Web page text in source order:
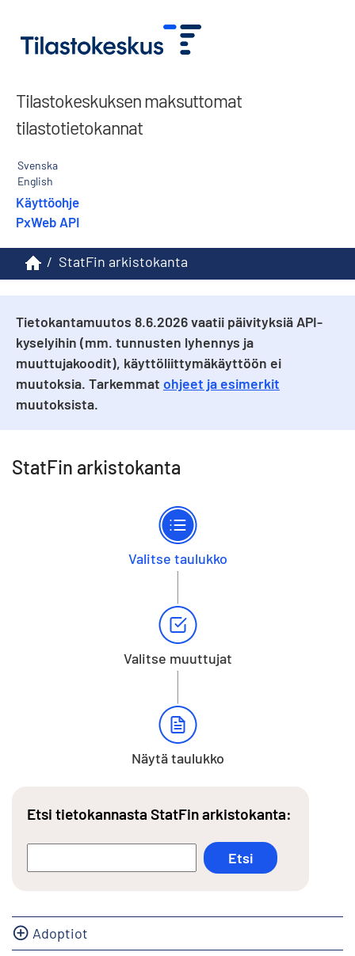
Tilastokeskuksen maksuttomat
tilastotietokannat
Svenska
English
Käyttöohje
PxWeb API
/ StatFin arkistokanta
Tietokantamuutos 8.6.2026 vaatii päivityksiä API-
kyselyihin (mm. tunnusten lyhennys ja
muuttujakoodit), käyttöliittymäkäyttöön ei
muutoksia. Tarkemmat ohjeet ja esimerkit
muutoksista.
StatFin arkistokanta
Valitse taulukko
Valitse muuttujat
Näytä taulukko
Etsi tietokannasta StatFin arkistokanta:
Adoptiot